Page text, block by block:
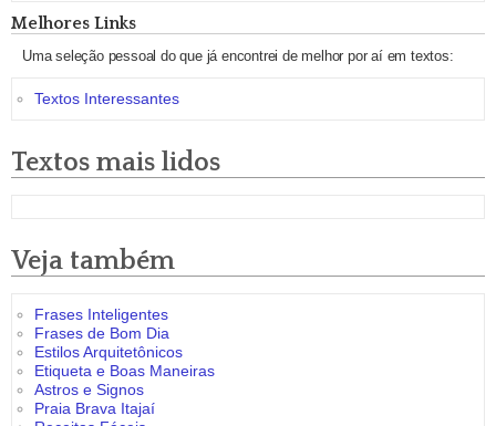
Melhores Links
Uma seleção pessoal do que já encontrei de melhor por aí em textos:
Textos Interessantes
Textos mais lidos
Veja também
Frases Inteligentes
Frases de Bom Dia
Estilos Arquitetônicos
Etiqueta e Boas Maneiras
Astros e Signos
Praia Brava Itajaí